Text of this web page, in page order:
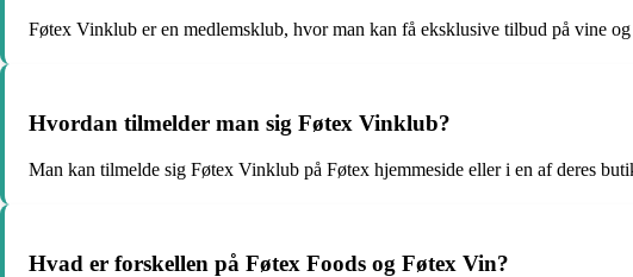
Føtex Vinklub er en medlemsklub, hvor man kan få eksklusive tilbud på vine
Hvordan tilmelder man sig Føtex Vinklub?
Man kan tilmelde sig Føtex Vinklub på Føtex hjemmeside eller i en af deres
Hvad er forskellen på Føtex Foods og Føtex Vin?